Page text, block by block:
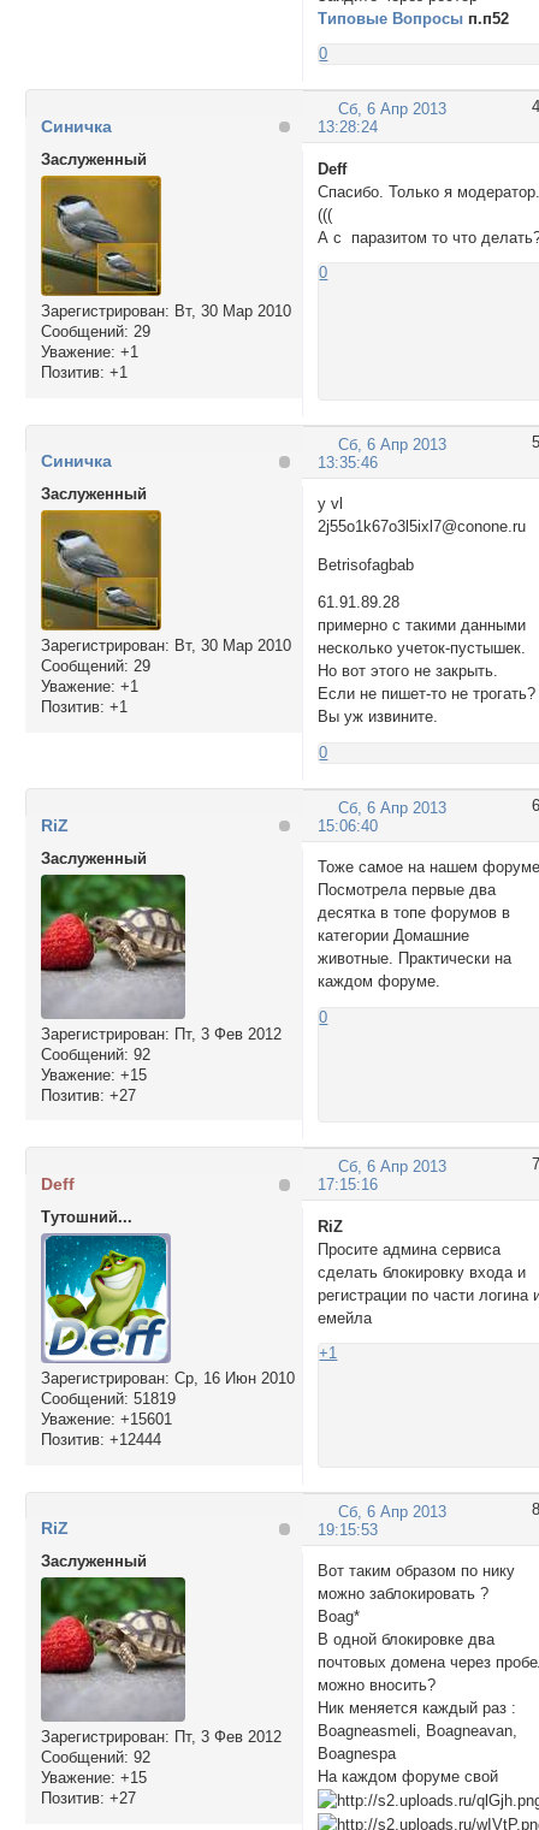
Типовые Вопросы п.п52
0
4
Сб, 6 Апр 2013
13:28:24
Синичка
Заслуженный
Зарегистрирован: Вт, 30 Мар 2010
Сообщений: 29
Уважение: +1
Позитив: +1
Deff
Спасибо. Только я
(((
А с паразитом то что
0
5
Сб, 6 Апр 2013
13:35:46
Синичка
Заслуженный
Зарегистрирован: Вт, 30 Мар 2010
Сообщений: 29
Уважение: +1
Позитив: +1
y vl
2j55o1k67o3l5ixl7@conone.ru
Betrisofagbab
61.91.89.28
примерно с такими данными
несколько учеток-пустышек.
Но вот этого не закрыть.
Если не пишет-то не трогать?
Вы уж извините.
0
6
Сб, 6 Апр 2013
15:06:40
RiZ
Заслуженный
Зарегистрирован: Пт, 3 Фев 2012
Сообщений: 92
Уважение: +15
Позитив: +27
Тоже самое на нашем
Посмотрела первые два
десятка в топе форумов в
категории Домашние
животные. Практически на
каждом форуме.
0
7
Сб, 6 Апр 2013
17:15:16
Deff
Тутошний...
Зарегистрирован: Ср, 16 Июн 2010
Сообщений: 51819
Уважение: +15601
Позитив: +12444
RiZ
Просите админа сервиса
сделать блокировку входа и
регистрации по части логина
емейла
+1
8
Сб, 6 Апр 2013
19:15:53
RiZ
Заслуженный
Зарегистрирован: Пт, 3 Фев 2012
Сообщений: 92
Уважение: +15
Позитив: +27
Вот таким образом по нику
можно заблокировать ?
Boag*
В одной блокировке два
почтовых домена через
можно вносить?
Ник меняется каждый раз :
Boagneasmeli, Boagneavan,
Boagnespa
На каждом форуме свой